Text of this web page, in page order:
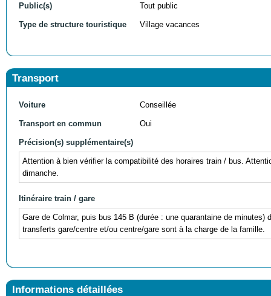
Public(s) Tout public
Type de structure touristique Village vacances
Transport
Voiture Conseillée
Transport en commun Oui
Précision(s) supplémentaire(s)
Attention à bien vérifier la compatibilité des horaires train / bus.
dimanche.
Itinéraire train / gare
Gare de Colmar, puis bus 145 B (durée : une quarantaine de minutes)
transferts gare/centre et/ou centre/gare sont à la charge de la famille.
Informations détaillées